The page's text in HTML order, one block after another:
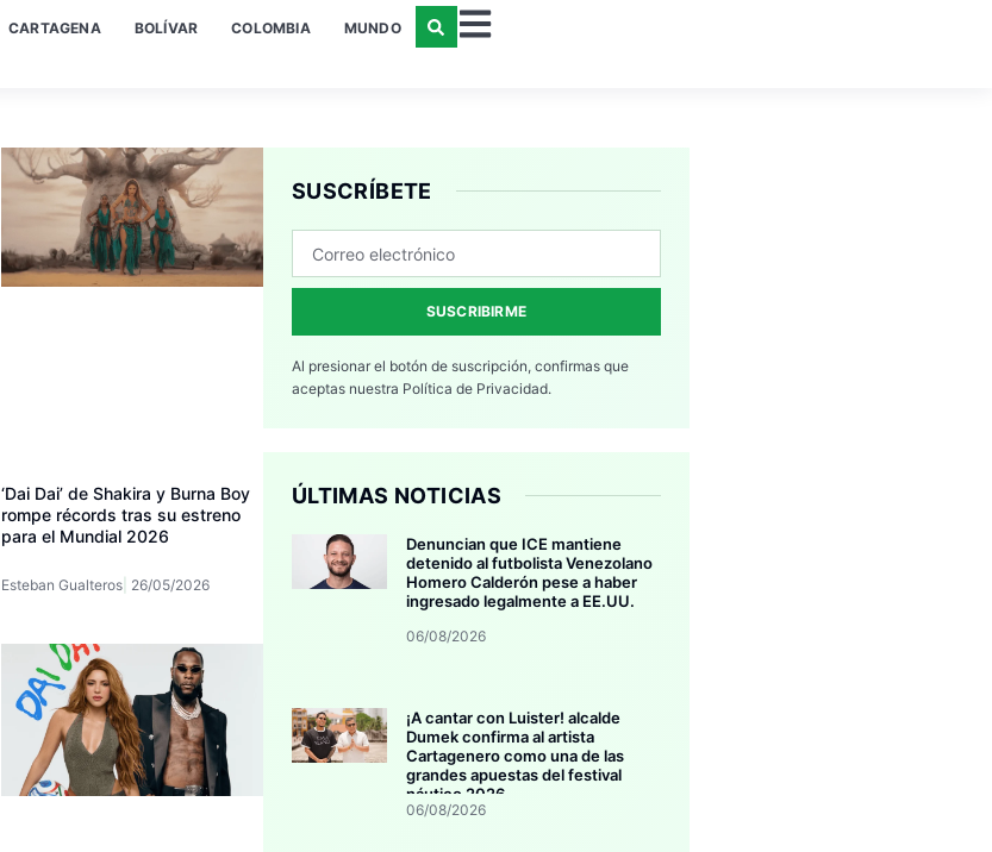
CARTAGENA BOLÍVAR COLOMBIA MUNDO
‘Dai Dai’ de Shakira y Burna Boy
rompe récords tras su estreno
para el Mundial 2026
Esteban Gualteros 26/05/2026
SUSCRÍBETE
SUSCRIBIRME
Al presionar el botón de suscripción, confirmas que
aceptas nuestra Política de Privacidad.
ÚLTIMAS NOTICIAS
Denuncian que ICE mantiene
detenido al futbolista Venezolano
Homero Calderón pese a haber
ingresado legalmente a EE.UU.
06/08/2026
¡A cantar con Luister! alcalde
Dumek confirma al artista
Cartagenero como una de las
grandes apuestas del festival
náutico 2026
06/08/2026